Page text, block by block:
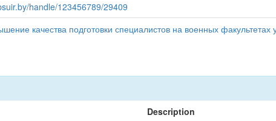
handle/123456789/29409
качества подготовки специалистов на военных
Description